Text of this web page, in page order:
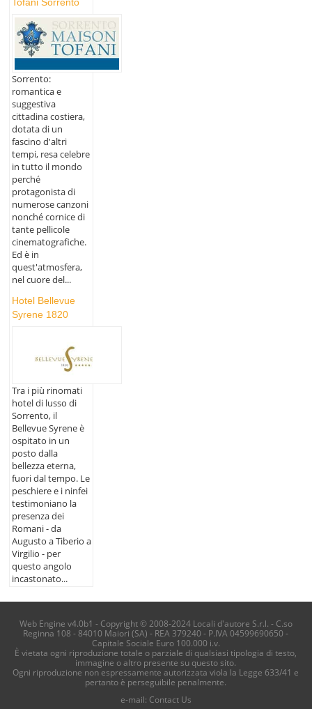
Sorrento:
romantica e
suggestiva
cittadina costiera,
dotata di un
fascino d'altri
tempi, resa celebre
in tutto il mondo
perché
protagonista di
numerose canzoni
nonché cornice di
tante pellicole
cinematografiche.
Ed è in
quest'atmosfera,
nel cuore del...
Hotel Bellevue
Syrene 1820
Tra i più rinomati
hotel di lusso di
Sorrento, il
Bellevue Syrene è
ospitato in un
posto dalla
bellezza eterna,
fuori dal tempo. Le
peschiere e i ninfei
testimoniano la
presenza dei
Romani - da
Augusto a Tiberio a
Virgilio - per
questo angolo
incastonato...
Web Engine v4.0b1 - Copyright © 2008-2024 Locali d'autore S.r.l. - C.so
Reginna 108 - 84010 Maiori (SA) - REA 379240 - P.IVA 04599690650 -
Capitale Sociale Euro 100.000 i.v.
È vietata ogni riproduzione totale o parziale di qualsiasi tipologia di testo,
immagine o altro presente su questo sito.
Ogni riproduzione non espressamente autorizzata viola la Legge 633/41 e
pertanto è perseguibile penalmente.
e-mail: Contact Us